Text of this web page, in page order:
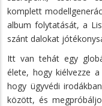
komplett
album folytatását, a
szánt dalokat
Itt van tehát egy
élete, hogy kiélvezze
hogy ügyvédi
között, és